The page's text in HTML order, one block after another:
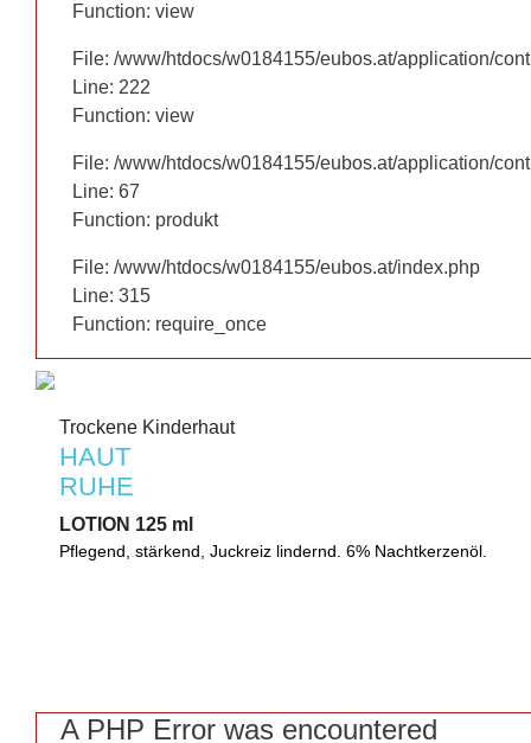
Function: view
File: /www/htdocs/w0184155/eubos.at/application/
Line: 222
Function: view
File: /www/htdocs/w0184155/eubos.at/application/
Line: 67
Function: produkt
File: /www/htdocs/w0184155/eubos.at/index.php
Line: 315
Function: require_once
Trockene Kinderhaut
HAUT
RUHE
LOTION 125 ml
Pflegende Lotion. Hilft, die natürliche Schutzbarriere der Haut
Function: view
File: /www/htdocs/w0184155/eubos.at/application/
Line: 222
Function: view
File: /www/htdocs/w0184155/eubos.at/application/
Line: 67
Function: produkt
File: /www/htdocs/w0184155/eubos.at/index.php
Line: 315
Function: require_once
Trockene Kinderhaut
HAUT
RUHE
LOTION 125 ml
Pflegend, stärkend, Juckreiz lindernd. 6% Nachtkerzenöl.
A PHP Error was encountered
A PHP Error was encountered